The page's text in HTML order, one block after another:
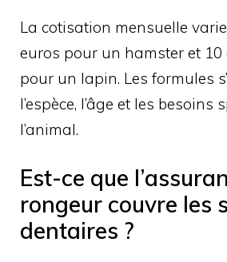
La cotisation mensuelle
euros pour un hamster et 10
pour un lapin. Les formules
l’espèce, l’âge et les besoins
l’animal.
Est-ce que
rongeur couvre les
dentaires ?